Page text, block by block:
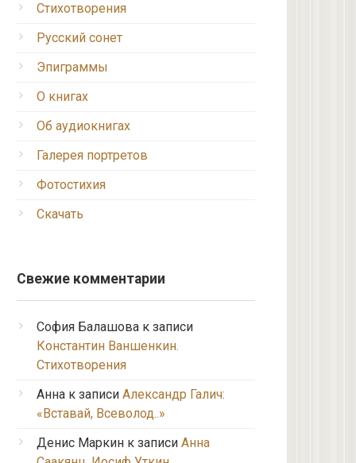
Стихотворения
Русский сонет
Эпиграммы
О книгах
Об аудиокнигах
Галерея портретов
Фотостихия
Скачать
Свежие комментарии
София Балашова к записи
Константин Ваншенкин.
Стихотворения
Анна к записи Александр Галич:
«Вставай, Всеволод..»
Денис Маркин к записи Анна